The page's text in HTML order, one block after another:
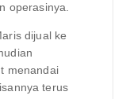
operasinya.
dijual ke
menandai
terus